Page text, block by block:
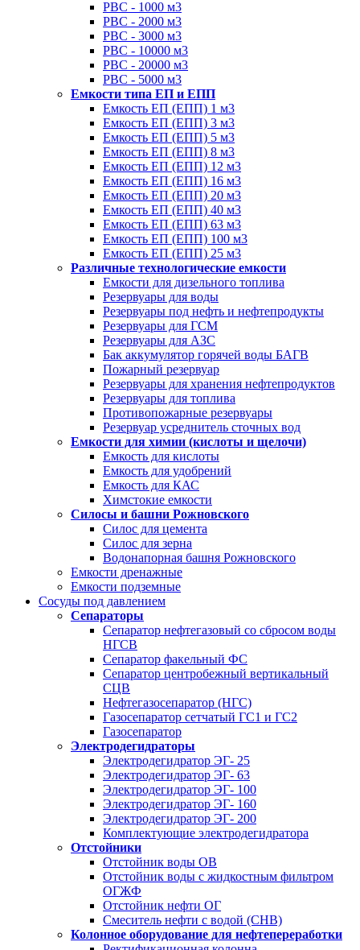
РВС - 1000 м3
РВС - 2000 м3
РВС - 3000 м3
РВС - 10000 м3
РВС - 20000 м3
РВС - 5000 м3
Емкости типа ЕП и ЕПП
Емкость ЕП (ЕПП) 1 м3
Емкость ЕП (ЕПП) 3 м3
Емкость ЕП (ЕПП) 5 м3
Емкость ЕП (ЕПП) 8 м3
Емкость ЕП (ЕПП) 12 м3
Емкость ЕП (ЕПП) 16 м3
Емкость ЕП (ЕПП) 20 м3
Емкость ЕП (ЕПП) 40 м3
Емкость ЕП (ЕПП) 63 м3
Емкость ЕП (ЕПП) 100 м3
Емкость ЕП (ЕПП) 25 м3
Различные технологические емкости
Емкости для дизельного топлива
Резервуары для воды
Резервуары под нефть и нефтепродукты
Резервуары для ГСМ
Резервуары для АЗС
Бак аккумулятор горячей воды БАГВ
Пожарный резервуар
Резервуары для хранения нефтепродуктов
Резервуары для топлива
Противопожарные резервуары
Резервуар усреднитель сточных вод
Емкости для химии (кислоты и щелочи)
Емкость для кислоты
Емкость для удобрений
Емкость для КАС
Химстокие емкости
Силосы и башни Рожновского
Силос для цемента
Силос для зерна
Водонапорная башня Рожновского
Емкости дренажные
Емкости подземные
Сосуды под давлением
Сепараторы
Сепаратор нефтегазовый со сбросом воды
НГСВ
Сепаратор факельный ФС
Сепаратор центробежный вертикальный
СЦВ
Нефтегазосепаратор (НГС)
Газосепаратор сетчатый ГС1 и ГС2
Газосепаратор
Электродегидраторы
Электродегидратор ЭГ- 25
Электродегидратор ЭГ- 63
Электродегидратор ЭГ- 100
Электродегидратор ЭГ- 160
Электродегидратор ЭГ- 200
Комплектующие электродегидратора
Отстойники
Отстойник воды ОВ
Отстойник воды с жидкостным фильтром
ОГЖФ
Отстойник нефти ОГ
Смеситель нефти с водой (СНВ)
Колонное оборудование для нефтепереработки